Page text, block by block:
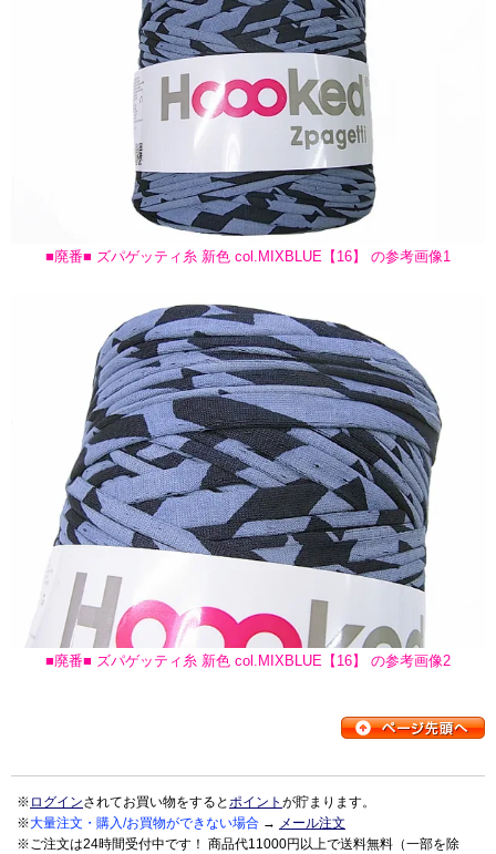
■廃番■ ズパゲッティ糸 新色 col.MIXBLUE【16】 の参考画像1
■廃番■ ズパゲッティ糸 新色 col.MIXBLUE【16】 の参考画像2
※ ログインされてお買い物をするとポイント が貯まります。
※大量注文・購入/お買物ができない場合 → メール注文
※ご注文は24時間受付中です！ 商品代11000円以上で送料無料（一部を除